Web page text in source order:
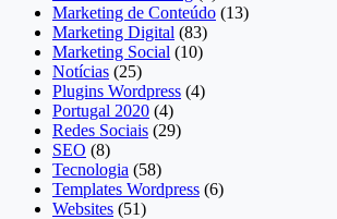
Marketing de Conteúdo (13)
Marketing Digital (83)
Marketing Social (10)
Notícias (25)
Plugins Wordpress (4)
Portugal 2020 (4)
Redes Sociais (29)
SEO (8)
Tecnologia (58)
Templates Wordpress (6)
Websites (51)